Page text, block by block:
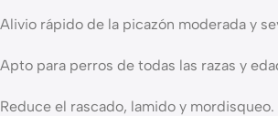
Alivio rápido de la picazón moderada y
Apto para perros de todas las razas y
Reduce el rascado, lamido y mordisqueo.